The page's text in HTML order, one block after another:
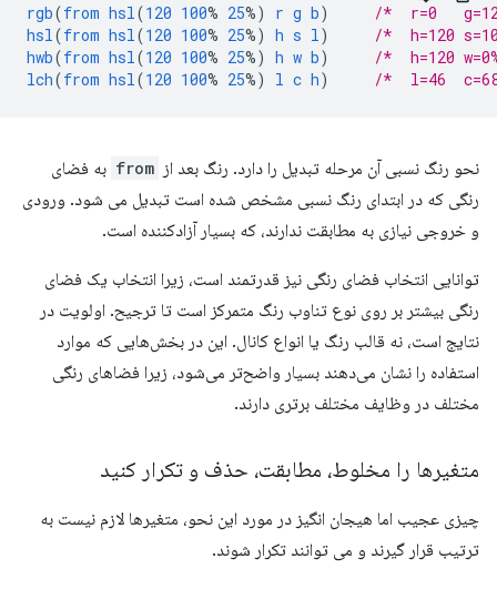
rgb(from hsl (120 100% 25%) r g b)
/*  r=0
hsl (from hsl (120 100% 25%) h s l )
/*  h=120
hwb(from hsl (120 100% 25%) h w b)
/*  h=120
lch(from hsl (120 100% 25%) l c h) /*  l=46
نحو رنگ نسبی آن مرحله تبدیل را دارد. رنگ بعد از from به فضای
رنگی که در ابتدای رنگ نسبی مشخص شده است تبدیل می شود. ورودی
و خروجی نیازی به مطابقت ندارند، که بسیار آزادکننده است.
توانایی انتخاب فضای رنگی نیز قدرتمند است، زیرا انتخاب یک فضای
رنگی بیشتر بر روی نوع تناوب رنگ متمرکز است تا ترجیح. اولویت در
نتایج است، نه قالب رنگ یا انواع کانال. این در بخش‌هایی که موارد
استفاده را نشان می‌دهند بسیار واضح‌تر می‌شود، زیرا فضاهای رنگی
مختلف در وظایف مختلف برتری دارند.
متغیرها را مخلوط، مطابقت، حذف و تکرار کنید
چیزی عجیب اما هیجان انگیز در مورد این نحو، متغیرها لازم نیست به
ترتیب قرار گیرند و می توانند تکرار شوند.